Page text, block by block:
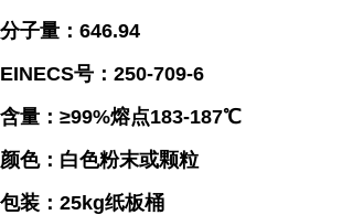
分子量：646.94
EINECS号：250-709-6
含量：≥99%熔点183-187℃
颜色：白色粉末或颗粒
包装：25kg纸板桶